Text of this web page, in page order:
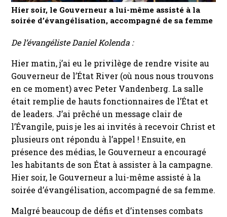
Hier soir, le Gouverneur a lui-même assisté à la
soirée d’évangélisation, accompagné de sa femme
De l’évangéliste Daniel Kolenda :
Hier matin, j’ai eu le privilège de rendre visite au
Gouverneur de l’État River (où nous nous trouvons
en ce moment) avec Peter Vandenberg. La salle
était remplie de hauts fonctionnaires de l’État et
de leaders. J’ai prêché un message clair de
l’Évangile, puis je les ai invités à recevoir Christ et
plusieurs ont répondu à l’appel ! Ensuite, en
présence des médias, le Gouverneur a encouragé
les habitants de son État à assister à la campagne.
Hier soir, le Gouverneur a lui-même assisté à la
soirée d’évangélisation, accompagné de sa femme.
Malgré beaucoup de défis et d’intenses combats